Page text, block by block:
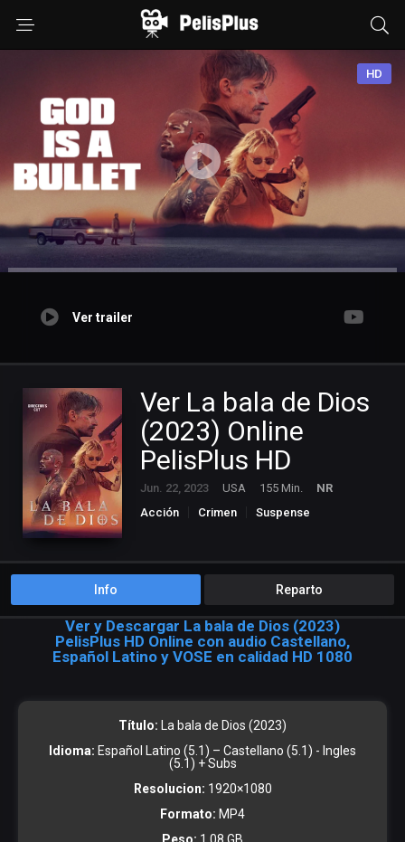
HD
Ver trailer
Ver La bala de Dios
(2023) Online
PelisPlus HD
Jun. 22, 2023 USA 155 Min.
NR
Acción
Crimen Suspense
Info Reparto
Ver y Descargar La bala de Dios (2023)
PelisPlus HD Online con audio Castellano,
Español Latino y VOSE en calidad HD 1080
Título: La bala de Dios (2023)
Idioma: Español Latino (5.1) – Castellano (5.1) - Ingles
(5.1) + Subs
Resolucion: 1920×1080
Formato: MP4
Peso: 1.08 GB